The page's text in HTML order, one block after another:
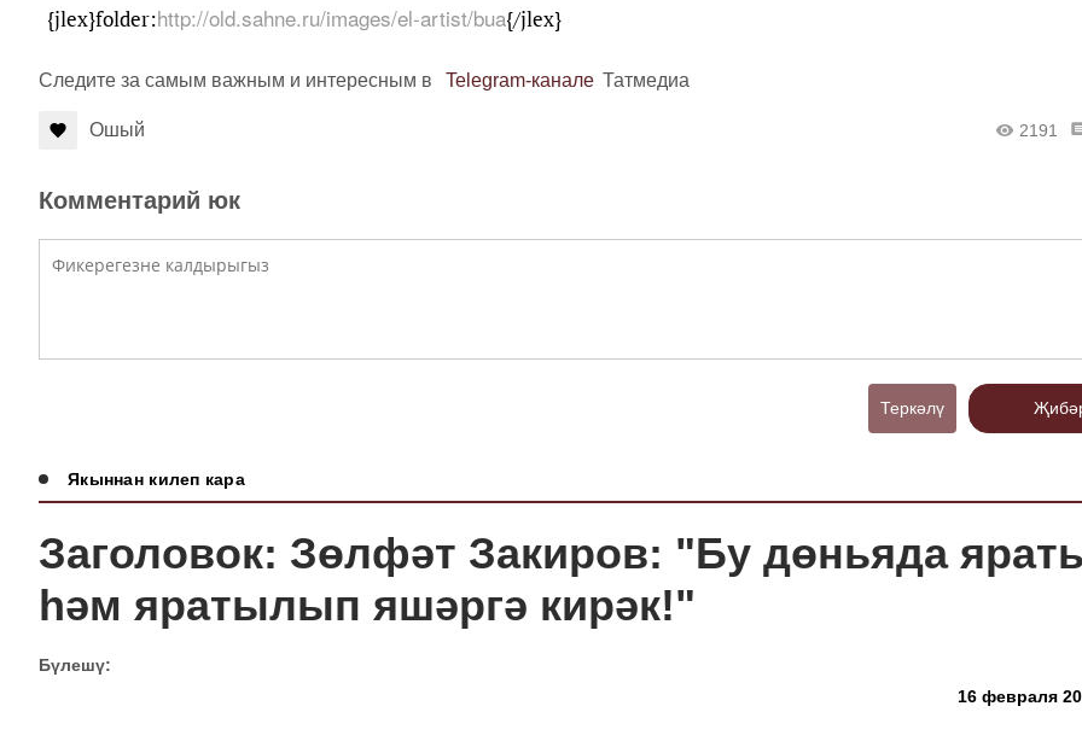
{jlex}folder:http://old.sahne.ru/images/el-artist/bua{/jlex}
Следите за самым важным и интересным в Telegram-канале Татмедиа
Ошый 2191
Комментарий юк
Теркәлү
Якыннан килеп кара
Заголовок: Зөлфәт Закиров: "Бу дөньяда
һәм яратылып яшәргә кирәк!"
Бүлешү:
16 февраля